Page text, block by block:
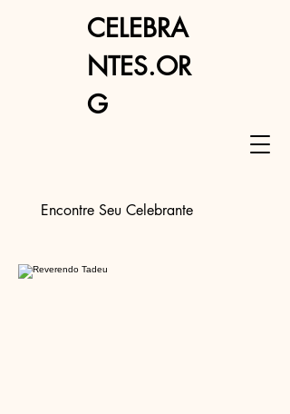
Encontre Seu Celebrante
CELEBRA
NTES.OR
G